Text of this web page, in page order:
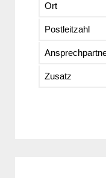
Ort
Postleitzahl
Zusatz